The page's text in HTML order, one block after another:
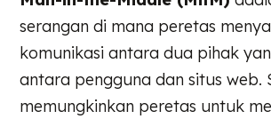
serangan di mana peretas
komunikasi antara dua pihak
antara pengguna dan situs web.
memungkinkan peretas untuk